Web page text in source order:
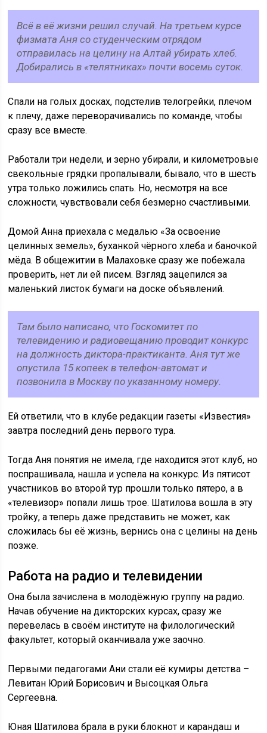
Всё в её жизни решил случай. На третьем курсе
физмата Аня со студенческим отрядом
отправилась на целину на Алтай убирать хлеб.
Добирались в «телятниках» почти восемь суток.
Спали на голых досках, подстелив телогрейки, плечом
к плечу, даже переворачивались по команде, чтобы
сразу все вместе.
Работали три недели, и зерно убирали, и километровые
свекольные грядки пропалывали, бывало, что в шесть
утра только ложились спать. Но, несмотря на все
сложности, чувствовали себя безмерно счастливыми.
Домой Анна приехала с медалью «За освоение
целинных земель», буханкой чёрного хлеба и баночкой
мёда. В общежитии в Малаховке сразу же побежала
проверить, нет ли ей писем. Взгляд зацепился за
маленький листок бумаги на доске объявлений.
Там было написано, что Госкомитет по
телевидению и радиовещанию проводит конкурс
на должность диктора-практиканта. Аня тут же
опустила 15 копеек в телефон-автомат и
позвонила в Москву по указанному номеру.
Ей ответили, что в клубе редакции газеты «Известия»
завтра последний день первого тура.
Тогда Аня понятия не имела, где находится этот клуб, но
поспрашивала, нашла и успела на конкурс. Из пятисот
участников во второй тур прошли только пятеро, а в
«телевизор» попали лишь трое. Шатилова вошла в эту
тройку, а теперь даже представить не может, как
сложилась бы её жизнь, вернись она с целины на день
позже.
Работа на радио и телевидении
Она была зачислена в молодёжную группу на радио.
Начав обучение на дикторских курсах, сразу же
перевелась в своём институте на филологический
факультет, который оканчивала уже заочно.
Первыми педагогами Ани стали её кумиры детства –
Левитан Юрий Борисович и Высоцкая Ольга
Сергеевна.
Юная Шатилова брала в руки блокнот и карандаш и